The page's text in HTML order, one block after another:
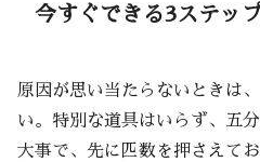
今すぐできる3ステッ
原因が思い当たらないときは
い。特別な道具はいらず、五
大事で、先に匹数を押さえて